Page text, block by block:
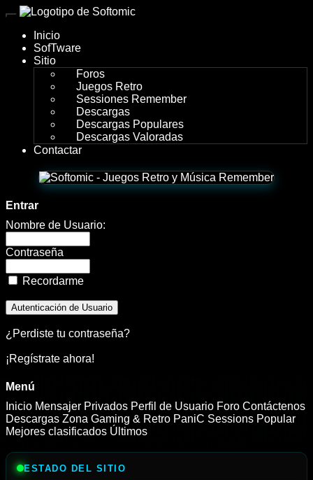
wWw.SofTomiC.org
Sesion
Dance
Techno
99/02
CafE
PaniC
Vol.
IV
Inicio
SofTware
Sitio
Foros
Juegos Retro
Sessiones Remember
Descargas
Descargas Populares
Descargas Valoradas
Contactar
Entrar
Nombre de Usuario:
Contraseña
Recordarme
¿Perdiste tu contraseña?
¡Regístrate ahora!
Menú
Inicio Mensajer Privados Perfil de Usuario Foro Contáctenos
Descargas Zona Gaming & Retro PaniC Sessions Popular
Mejores clasificados Últimos
ESTADO DEL SITIO